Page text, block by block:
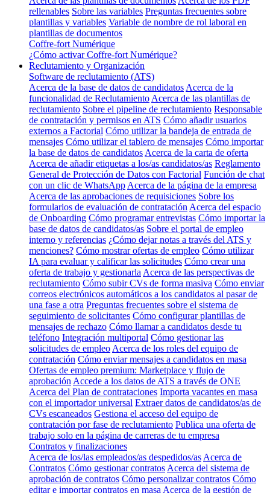
rellenables Sobre las variables Preguntas frecuentes sobre
plantillas y variables Variable de nombre de rol laboral en
plantillas de documentos
Coffre-fort Numérique
¿Cómo activar Coffre-fort Numérique?
Reclutamiento y Organización
Software de reclutamiento (ATS)
Acerca de la base de datos de candidatos Acerca de la
funcionalidad de Reclutamiento Acerca de las plantillas de
reclutamiento Sobre el pipeline de reclutamiento Responsable
de contratación y permisos en ATS Cómo añadir usuarios
externos a Factorial Cómo utilizar la bandeja de entrada de
mensajes Cómo utilizar el tablero de mensajes Cómo importar
la base de datos de candidatos Acerca de la carta de oferta
Acerca de añadir etiquetas a los/as candidatos/as Reglamento
General de Protección de Datos con Factorial Función de chat
con un clic de WhatsApp Acerca de la página de la empresa
Acerca de las aprobaciones de requisiciones Sobre los
formularios de evaluación de contratación Acerca del espacio
de Onboarding Cómo programar entrevistas Cómo importar la
base de datos de candidatos/as Sobre el portal de empleo
interno y referencias ¿Cómo dejar notas a través del ATS y
menciones? Cómo mostrar ofertas de empleo Cómo utilizar
IA para evaluar y calificar las solicitudes Cómo crear una
oferta de trabajo y gestionarla Acerca de las perspectivas de
reclutamiento Cómo subir CVs de forma masiva Cómo enviar
correos electrónicos automáticos a los candidatos al pasar de
una fase a otra Preguntas frecuentes sobre el sistema de
seguimiento de solicitantes Cómo configurar plantillas de
mensajes de rechazo Cómo llamar a candidatos desde tu
teléfono Integración multiportal Cómo gestionar las
solicitudes de empleo Acerca de los roles del equipo de
contratación Cómo enviar mensajes a candidatos en masa
Ofertas de empleo premium: Marketplace y flujo de
aprobación Accede a los datos de ATS a través de ONE
Acerca del Plan de contrataciones Importa vacantes en masa
con el importador universal Extraer datos de candidatos/as de
CVs escaneados Gestiona el acceso del equipo de
contratación por fase de reclutamiento Publica una oferta de
trabajo solo en la página de carreras de tu empresa
Contratos y finalizaciones
Acerca de los/las empleados/as despedidos/as Acerca de
Contratos Cómo gestionar contratos Acerca del sistema de
aprobación de contratos Cómo personalizar contratos Cómo
editar e importar contratos en masa Acerca de la gestión de